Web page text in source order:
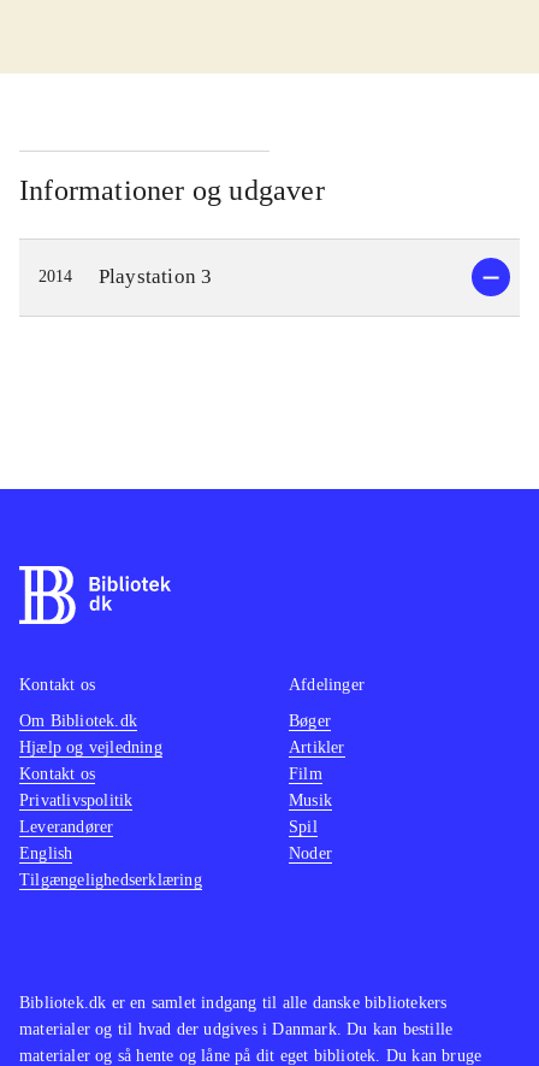
Cas og Delta finde en magisk sang.
vil forhindre dem i at opnå det. De
bliver taget til fange af Zir, der leder
Genomirai kirken og er ved at lave
en farlig magisk sang. Gameplay
minder om det fra andre spil i
genren. Man bevæger sig rundt og
kende og forstår opgaven der skal
våben er magiske sange, der øger
chancen for at klare modstanderne
byder på et gennemført mytologisk
mangaunivers. Historien er dog
forholdsvis kompleks, så man skal
bruge tid på at forstå den for at få det
fulde udbytte og affinde sig med
mange lange dialoger. Pegi er 16 og
der er ikon for sex, hvilket dog er ret
serierne Final fantasy og Dragon
quest. Ni no Kuni er et eksempel på
Informationer og udgaver
2014 Playstation 3
Bibliotek.dk er en samlet indgang til alle danske bibliotekers
materialer og til hvad der udgives i Danmark. Du kan bestille
materialer og så hente og låne på dit eget bibliotek. Du kan bruge
Kontakt os
Om Bibliotek.dk
Hjælp og vejledning
Kontakt os
Privatlivspolitik
Leverandører
English
Tilgængelighedserklæring
Afdelinger
Bøger
Artikler
Film
Musik
Spil
Noder